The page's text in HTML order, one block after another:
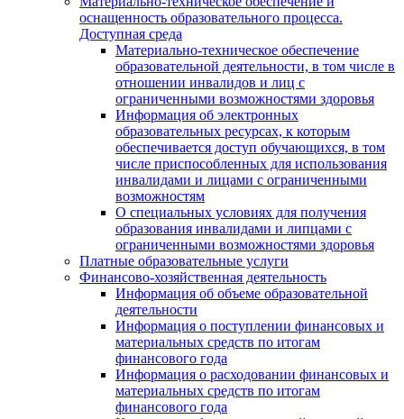
оснащенность образовательного процесса.
Доступная среда
Материально-техническое обеспечение
образовательной деятельности, в том числе в
отношении инвалидов и лиц с
ограниченными возможностями здоровья
Информация об электронных
образовательных ресурсах, к которым
обеспечивается доступ обучающихся, в том
числе приспособленных для использования
инвалидами и лицами с ограниченными
возможностям
О специальных условиях для получения
образования инвалидами и липцами с
ограниченными возможностями здоровья
Платные образовательные услуги
Финансово-хозяйственная деятельность
Информация об объеме образовательной
деятельности
Информация о поступлении финансовых и
материальных средств по итогам
финансового года
Информация о расходовании финансовых и
материальных средств по итогам
финансового года